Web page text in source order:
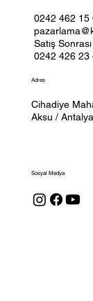
0242 462 15
Satış
0242 426 23
Adres
Cihadiye
Aksu / Antalya
Sosyal Medya